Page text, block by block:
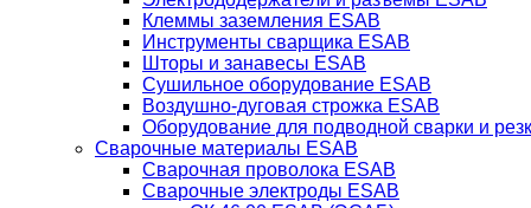
Клеммы заземления ESAB
Инструменты сварщика ESAB
Шторы и занавесы ESAB
Сушильное оборудование ESAB
Воздушно-дуговая строжка ESAB
Оборудование для подводной сварки и
Сварочные материалы ESAB
Сварочная проволока ESAB
Сварочные электроды ESAB